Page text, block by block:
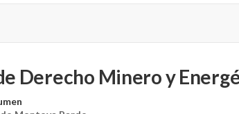
Derecho Minero y